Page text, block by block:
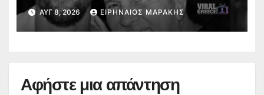
ΑΥΓ 8, 2026 ΕΙΡΗΝΑΊΟΣ ΜΑΡΆΚΗΣ
Αφήστε μια απάντηση